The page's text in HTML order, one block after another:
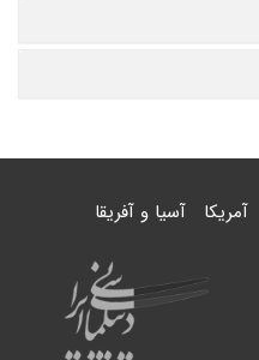
آمریکا آسیا و آفریقا